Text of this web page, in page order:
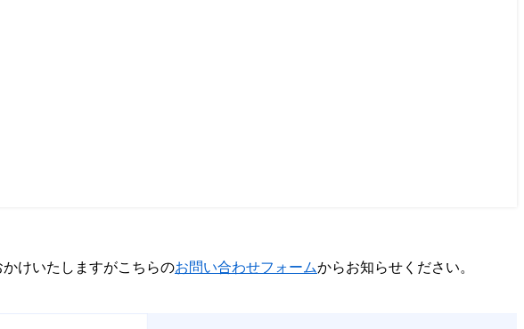
けいたしますがこちらのお問い合わせフォームからお知らせください。